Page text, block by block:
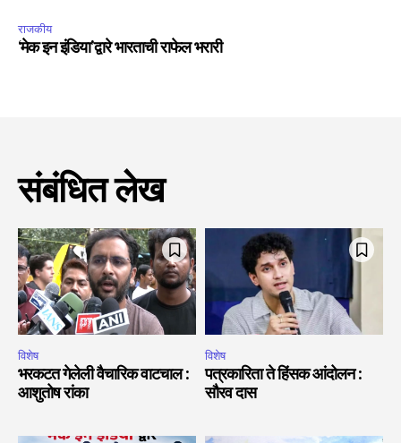
राजकीय
‘मेक इन इंडिया’द्वारे भारताची राफेल भरारी
संबंधित लेख
विशेष
भरकटत गेलेली वैचारिक वाटचाल :
आशुतोष रांका
विशेष
पत्रकारिता ते हिंसक आंदोलन :
सौरव दास